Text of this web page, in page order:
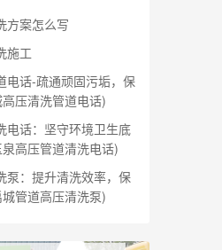
方案怎么写
施工
电话-疏通顽固污垢，保
压清洗管道电话)
电话：坚守环境卫生底
高压管道清洗电话)
泵：提升清洗效率，保
管道高压清洗泵)